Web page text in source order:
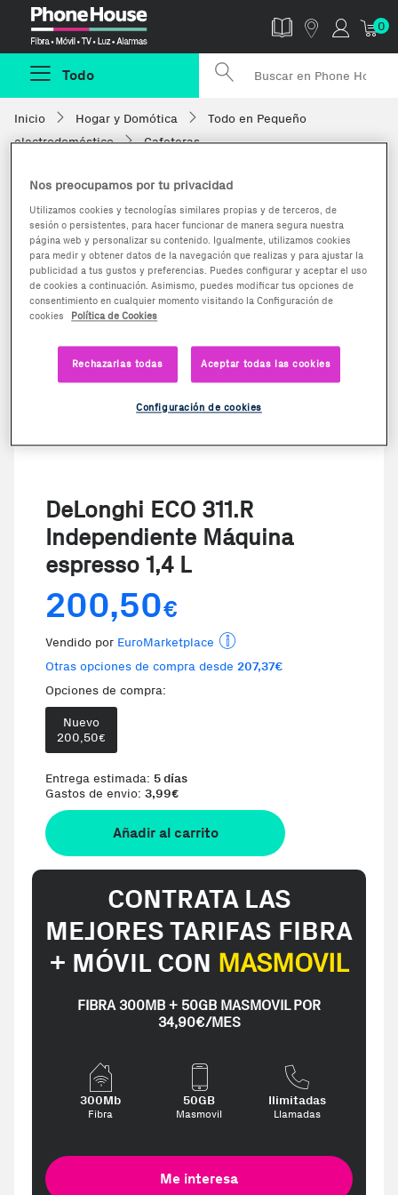
0
Todo
Inicio Hogar y Domótica
Todo en Pequeño
electrodoméstico
Cafeteras
DeLonghi ECO 311.R
Independiente Máquina
espresso 1,4 L
200,50€
Vendido por EuroMarketplace
Otras opciones de compra desde 207,37€
Opciones de compra:
Nuevo
200,50€
Entrega estimada: 5 días
Gastos de envio: 3,99€
Añadir al carrito
CONTRATA LAS
MEJORES TARIFAS FIBRA
+ MÓVIL CON MASMOVIL
FIBRA 300MB + 50GB MASMOVIL POR
34,90€/MES
300Mb
Fibra
50GB
Masmovil
Ilimitadas
Llamadas
Me interesa
Nos preocupamos por tu privacidad
Utilizamos cookies y tecnologías similares propias y de terceros, de
sesión o persistentes, para hacer funcionar de manera segura nuestra
página web y personalizar su contenido. Igualmente, utilizamos cookies
para medir y obtener datos de la navegación que realizas y para ajustar la
publicidad a tus gustos y preferencias. Puedes configurar y aceptar el uso
de cookies a continuación. Asimismo, puedes modificar tus opciones de
consentimiento en cualquier momento visitando la Configuración de
cookies
Política de Cookies
Rechazarlas todas Aceptar todas las cookies
Configuración de cookies